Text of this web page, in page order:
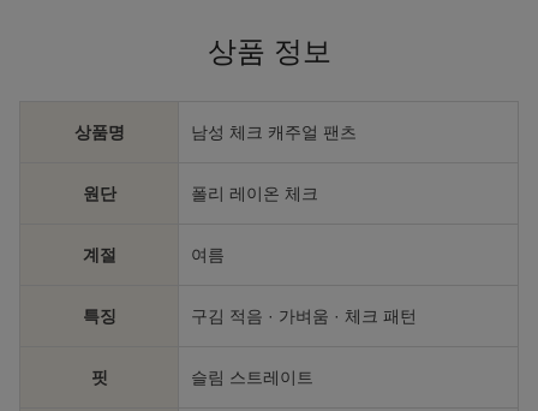
상품 정보
상품명 남성 체크 캐주얼 팬츠
원단 폴리 레이온 체크
계절 여름
특징 구김 적음 · 가벼움 · 체크 패턴
핏 슬림 스트레이트